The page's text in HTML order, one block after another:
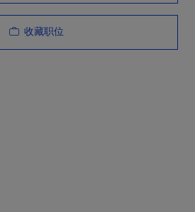
收藏职位